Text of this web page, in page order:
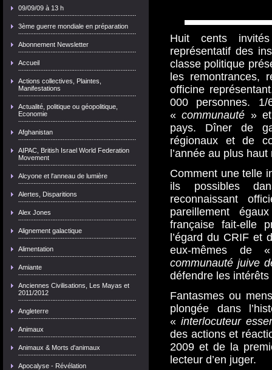
09/09/09 à 13 h
3ème guerre mondiale en préparation
Abonnement Newsletter
Accueil
Actions collectives, Plaintes,
Manifestations
Actualité, politique ou géopolitique,
Economie
Afghanistan
AIPAC, British Israel World Federation
Movement
Alcyone et l'anneau de lumière
Alertes, Disparitions
Alex Jones
Alignement galactique
Alimentation
Amiante
Anciennes Civilisations, Les Mayas et
2011/2012
Angleterre
Animaux
Animaux & Morts d'animaux
Apocalyse - Révélation
Huit cents
représentatif des
classe politique
les remontrances,
officine
000 personnes.
«communauté »
pays. Dîner de
régionaux et de
l’année au plus
Comment une telle
ils possibles
reconnaissant
pareillement
française fait-elle
l’égard du CRIF et
eux-mêmes
communauté juive
défendre les intérêts
Fantasmes ou
plongée dans
« interlocuteur
des actions et
2009 et de la
lecteur d’en juger.